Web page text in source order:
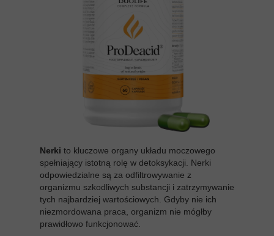
Nerki to kluczowe organy układu moczowego
spełniający istotną rolę w detoksykacji. Nerki
odpowiedzialne są za odfiltrowywanie z
organizmu szkodliwych substancji i zatrzymywanie
tych najbardziej wartościowych. Gdyby nie ich
niezmordowana praca, organizm nie mógłby
prawidłowo funkcjonować.